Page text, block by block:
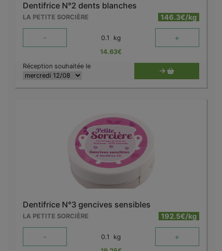
Dentifrice N°2 dents blanches
LA PETITE SORCIÈRE 146.3€/kg
- 0.1 kg +
14.63€
Réception souhaitée le
Dentifrice N°3 gencives sensibles
LA PETITE SORCIÈRE 192.5€/kg
- 0.1 kg +